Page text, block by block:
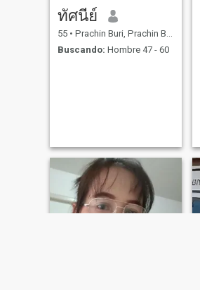
ทัศนีย์
55 • Prachin Buri, Prachin Buri, Tailandia
Buscando: Hombre 47 - 60